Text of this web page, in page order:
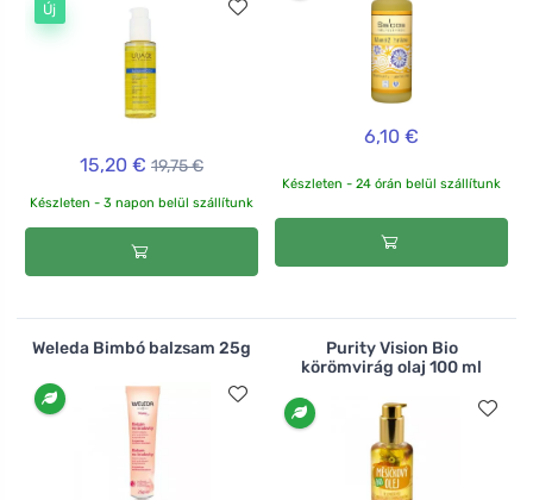
Új
15,20 € 19,75 €
Készleten - 3 napon belül szállítunk
6,10 €
Készleten - 24 órán belül szállítunk
Weleda Bimbó balzsam 25g
Purity Vision Bio
körömvirág olaj 100 ml